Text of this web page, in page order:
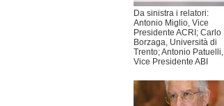
Da sinistra i relatori:
Antonio Miglio, Vice
Presidente ACRI; Carlo
Borzaga, Università di
Trento; Antonio Patuelli,
Vice Presidente ABI